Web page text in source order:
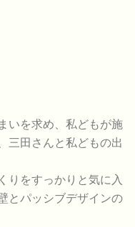
いを求め、私どもが施
三田さんと私どもの出
りをすっかりと気に入
とパッシブデザインの